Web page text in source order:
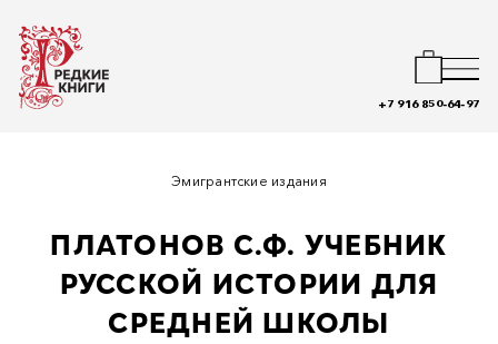
+7 916 850-64-97
Эмигрантские издания
ПЛАТОНОВ С.Ф. УЧЕБНИК
РУССКОЙ ИСТОРИИ ДЛЯ
СРЕДНЕЙ ШКОЛЫ